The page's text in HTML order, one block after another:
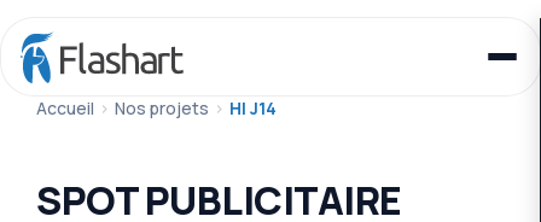
Accueil > Nos projets > HI J14
SPOT PUBLICITAIRE